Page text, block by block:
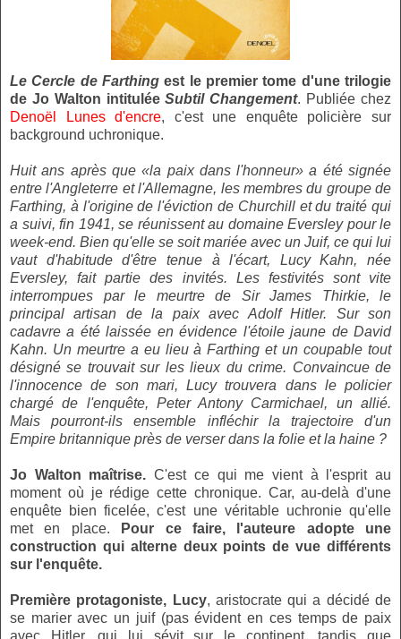
Le Cercle de Farthing est le premier tome d'une trilogie
de Jo Walton intituléeSubtil Changement. Publiée chez
Denoël Lunes d'encre, c'est une enquête policière sur
background uchronique.
Huit ans après que «la paix dans l'honneur» a été signée
entre l'Angleterre et l'Allemagne, les membres du groupe de
Farthing, à l'origine de l'éviction de Churchill et du traité qui
a suivi, fin 1941, se réunissent au domaine Eversley pour le
week-end. Bien qu'elle se soit mariée avec un Juif, ce qui lui
vaut d'habitude d'être tenue à l'écart, Lucy Kahn, née
Eversley, fait partie des invités. Les festivités sont vite
interrompues par le meurtre de Sir James Thirkie, le
principal artisan de la paix avec Adolf Hitler. Sur son
cadavre a été laissée en évidence l'étoile jaune de David
Kahn. Un meurtre a eu lieu à Farthing et un coupable tout
désigné se trouvait sur les lieux du crime. Convaincue de
l'innocence de son mari, Lucy trouvera dans le policier
chargé de l'enquête, Peter Antony Carmichael, un allié.
Mais pourront-ils ensemble infléchir la trajectoire d'un
Empire britannique près de verser dans la folie et la haine ?
Jo Walton maîtrise.C'est ce qui me vient à l'esprit au
moment où je rédige cette chronique. Car, au-delà d'une
enquête bien ficelée, c'est une véritable uchronie qu'elle
met en place.
Pour ce faire, l'auteure adopte une
construction qui alterne deux points de vue différents
sur l'enquête.
Première protagoniste, Lucy, aristocrate qui a décidé de
se marier avec un juif (pas évident en ces temps de paix
avec Hitler, qui lui sévit sur le continent, tandis que